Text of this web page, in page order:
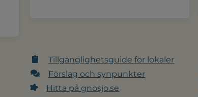
Tillgänglighetsguide för lokaler
Förslag och synpunkter
Hitta på gnosjo.se